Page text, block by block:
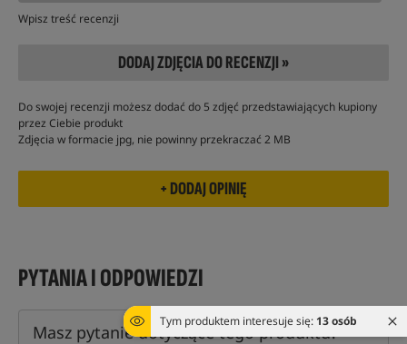
Tym produktem interesuje się: 13 osób
Wpisz treść recenzji
DODAJ ZDJĘCIA DO RECENZJI »
Do swojej recenzji możesz dodać do 5 zdjęć przedstawiających kupiony
przez Ciebie produkt
Zdjęcia w formacie jpg, nie powinny przekraczać 2 MB
PYTANIA I ODPOWIEDZI
Masz pytanie dotyczące tego produktu?